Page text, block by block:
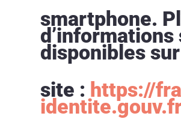
smartphone.
d’informations
disponibles
site : https://